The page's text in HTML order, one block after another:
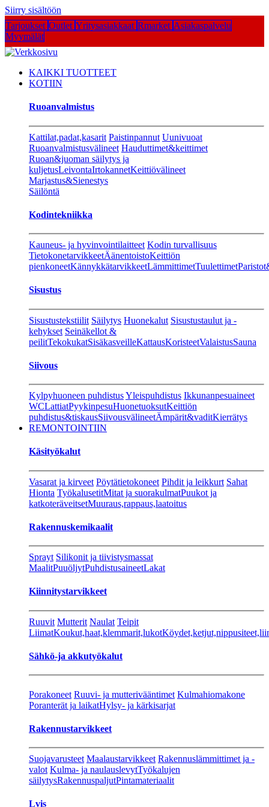
Siirry sisältöön
Tarjoukset Outlet Yritysasiakkaat Rmarket Asiakaspalvelu
Myymälät
KAIKKI TUOTTEET
KOTIIN
Ruoanvalmistus
Kattilat,padat,kasarit Paistinpannut Uunivuoat
Ruoanvalmistusvälineet Hauduttimet&keittimet
Ruoan&juoman säilytys ja
kuljetusLeivontaIrtokannetKeittiövälineet
Marjastus&Sienestys
Säilöntä
Kodintekniikka
Kauneus- ja hyvinvointilaitteet Kodin turvallisuus
TietokonetarvikkeetÄänentoistoKeittiön
pienkoneetKännykkätarvikkeetLämmittimetTuulettimet
Sisustus
Sisustustekstiilit Säilytys Huonekalut Sisustustaulut ja -
kehykset Seinäkellot &
peilitTekokukatSisäkasveilleKattausKoristeetValaistusSauna
Siivous
Kylpyhuoneen puhdistusYleispuhdistus Ikkunanpesuaineet
WCLattiatPyykinpesuHuonetuoksutKeittiön
puhdistus&tiskausSiivousvälineetÄmpärit&vaditKierrätys
REMONTOINTIIN
Käsityökalut
Vasarat ja kirveet Pöytätietokoneet Pihdit ja leikkurt Sahat
Hionta TyökalusetitMitat ja suorakulmatPuukot ja
katkoteräveitsetMuuraus,rappaus,laatoitus
Rakennuskemikaalit
Sprayt Silikonit ja tiivistysmassat
MaalitPuuöljytPuhdistusaineetLakat
Kiinnitystarvikkeet
Ruuvit Mutterit Naulat Teipit
LiimatKoukut,haat,klemmarit,lukot
Sähkö-ja akkutyökalut
Porakoneet Ruuvi- ja mutterivääntimet Kulmahiomakone
Poranterät ja laikatHylsy- ja kärkisarjat
Rakennustarvikkeet
Suojavarusteet Maalaustarvikkeet Rakennuslämmittimet ja -
valot Kulma- ja naulauslevytTyökalujen
säilytysRakennuspaljutPintamateriaalit
Lvis